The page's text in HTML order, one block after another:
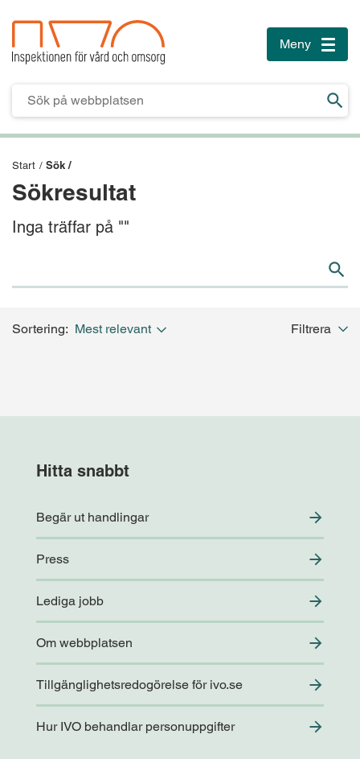
innehåll
sidfoten
Meny
Toggle
Start / Sök /
Sökresultat
Inga träffar på ""
Filtrera
Sortering: Mest relevant
Hitta snabbt
Begär ut handlingar
Press
Lediga jobb
Om webbplatsen
Tillgänglighetsredogörelse för ivo.se
Hur IVO behandlar personuppgifter